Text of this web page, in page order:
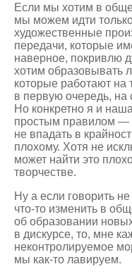
Если мы хотим в
мы можем идти
художественные
передачи, которые
наверное, покривлю
хотим образовывать
которые работают на
в первую очередь, на
Но конкретно я и
простым правилом —
не впадать в
плохому. Хотя не
может найти это
творчестве.
Ну а если говорить
что-то изменить в
об образовании
в дискурсе, то, мне
неконтролируемое
мы как-то лавируем.